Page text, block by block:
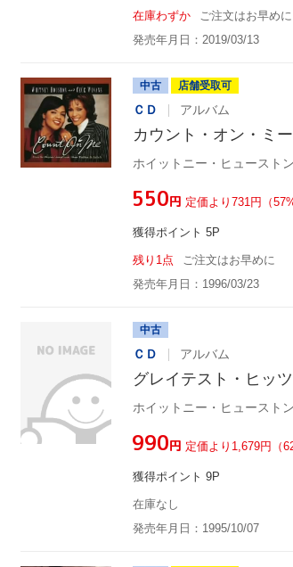
在庫わずか
ご注文はお早めに
発売年月日：2019/03/13
中古 店舗受取可
ＣＤ アルバム
カウント・オン・ミー
ホイットニー・ヒューストン
¥550円 定価より731円（
獲得ポイント 5P
残り1点
ご注文はお早めに
発売年月日：1996/03/23
中古
ＣＤ アルバム
グレイテスト・ヒッツ
ホイットニー・ヒューストン
¥990円 定価より1,679円（
獲得ポイント 9P
在庫なし
発売年月日：1995/10/07